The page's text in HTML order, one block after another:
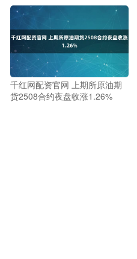
千红网配资官网 上期所原油期
货2508合约夜盘收涨1.26%